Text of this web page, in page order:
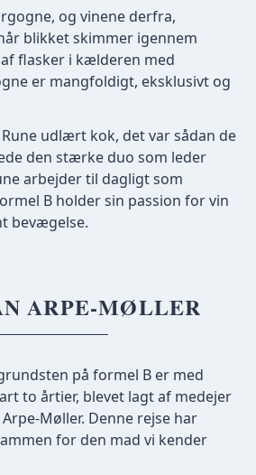
og vinene derfra,
blikket skimmer igennem
flasker i kælderen med
er mangfoldigt, eksklusivt og
udlært kok, det var sådan de
den stærke duo som leder
arbejder til dagligt som
B holder sin passion for vin
bevægelse.
ARPE-MØLLER
på formel B er med
to årtier, blevet lagt af medejer
Møller. Denne rejse har
for den mad vi kender